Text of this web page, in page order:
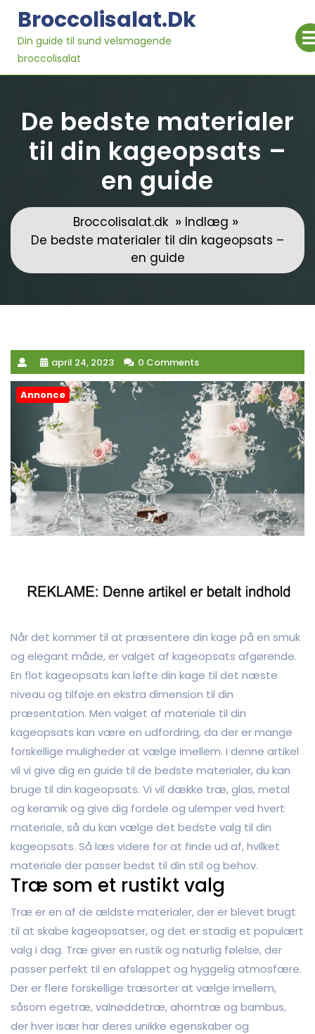
content
Broccolisalat.dk
Din guide til sund velsmagende
broccolisalat
De bedste materialer
til din kageopsats –
en guide
Broccolisalat.dk » Indlæg »
De bedste materialer til din kageopsats –
en guide
april 24, 2023 0 Comments
Annonce
Når det kommer til at præsentere din kage på en smuk
og elegant måde, er valget af kageopsats afgørende.
En flot kageopsats kan løfte din kage til det næste
niveau og tilføje en ekstra dimension til din
præsentation. Men valget af materiale til din
kageopsats kan være en udfordring, da der er mange
forskellige muligheder at vælge imellem. I denne artikel
vil vi give dig en guide til de bedste materialer, du kan
bruge til din kageopsats. Vi vil dække træ, glas, metal
og keramik og give dig fordele og ulemper ved hvert
materiale, så du kan vælge det bedste valg til din
kageopsats. Så læs videre for at finde ud af, hvilket
materiale der passer bedst til din stil og behov.
Træ som et rustikt valg
Træ er en af de ældste materialer, der er blevet brugt
til at skabe kageopsatser, og det er stadig et populært
valg i dag. Træ giver en rustik og naturlig følelse, der
passer perfekt til en afslappet og hyggelig atmosfære.
Der er flere forskellige træsorter at vælge imellem,
såsom egetræ, valnøddetræ, ahorntræ og bambus,
der hver især har deres unikke egenskaber og